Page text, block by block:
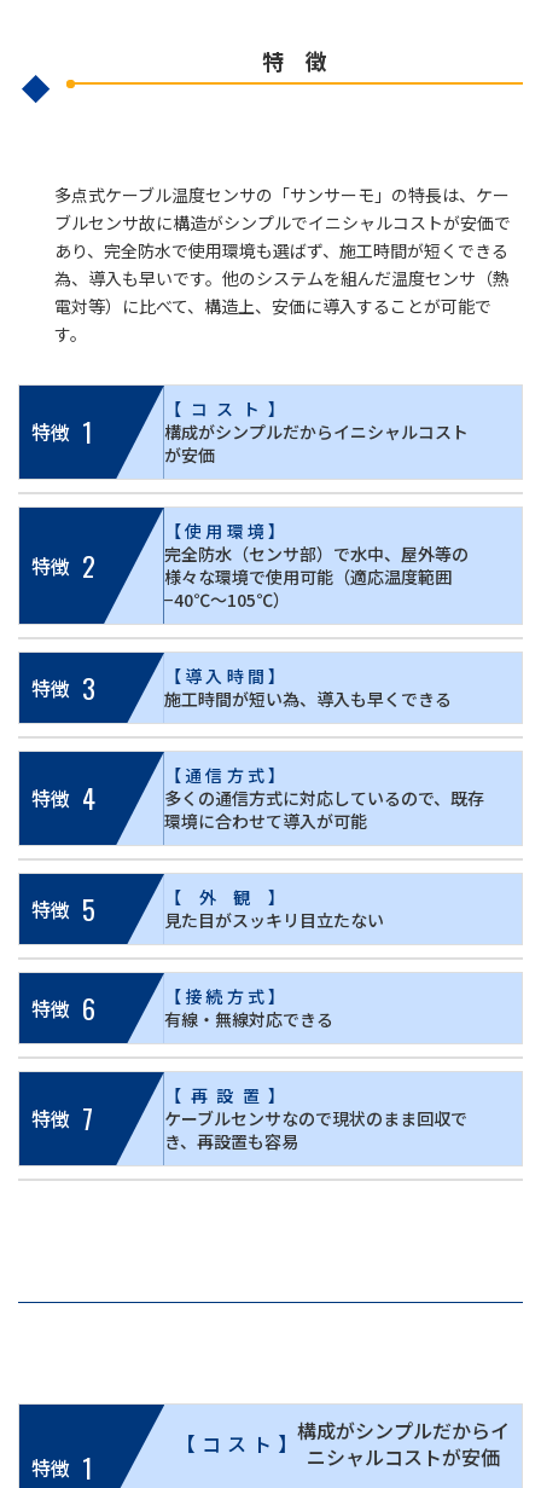
特 徴
多点式ケーブル温度センサの「サンサーモ」の特長は、ケー
ブルセンサ故に構造がシンプルでイニシャルコストが安価で
あり、完全防水で使用環境も選ばず、施工時間が短くできる
為、導入も早いです。他のシステムを組んだ温度センサ（熱
電対等）に比べて、構造上、安価に導入することが可能で
す。
特徴 1
【コスト】
構成がシンプルだからイニシャルコスト
が安価
特徴 2
【使用環境】
完全防水（センサ部）で水中、屋外等の
様々な環境で使用可能（適応温度範囲
−40℃〜105℃）
特徴 3
【導入時間】
施工時間が短い為、導入も早くできる
特徴 4
【通信方式】
多くの通信方式に対応しているので、既存
環境に合わせて導入が可能
特徴 5
【外観】
見た目がスッキリ目立たない
特徴 6
【接続方式】
有線・無線対応できる
特徴 7
【再設置】
ケーブルセンサなので現状のまま回収で
き、再設置も容易
特徴 1
【コスト】 構成がシンプルだからイ
ニシャルコストが安価